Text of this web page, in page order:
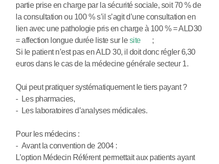
partie prise en charge par la sécurité sociale, soit 70 % de
la consultation ou 100 % s’il s’agit d’une consultation en
lien avec une pathologie pris en charge à 100 % = ALD30
= affection longue durée liste sur lesite
;
Si le patient n’est pas en ALD 30, il doit donc régler 6,30
euros dans le cas de la médecine générale secteur 1.
Qui peut pratiquer systématiquement le tiers payant ?
- Les pharmacies,
- Les laboratoires d’analyses médicales.
Pour les médecins :
- Avant la convention de 2004 :
L’option Médecin Référent permettait aux patients ayant